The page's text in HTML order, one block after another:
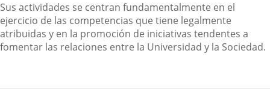
Sus actividades se centran fundamentalmente en el
ejercicio de las competencias que tiene legalmente
atribuidas y en la promoción de iniciativas tendentes a
fomentar las relaciones entre la Universidad y la Sociedad.